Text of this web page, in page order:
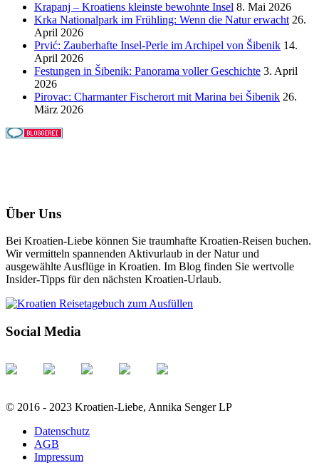
Krapanj – Kroatiens kleinste bewohnte Insel 8. Mai 2026
Krka Nationalpark im Frühling: Wenn die Natur erwacht 26.
April 2026
Prvić: Zauberhafte Insel-Perle im Archipel von Šibenik 14.
April 2026
Festungen in Šibenik: Panorama voller Geschichte 3. April
2026
Pirovac: Charmanter Fischerort mit Marina bei Šibenik 26.
März 2026
Über Uns
Bei Kroatien-Liebe können Sie traumhafte Kroatien-Reisen buchen.
Wir vermitteln spannenden Aktivurlaub in der Natur und
ausgewählte Ausflüge in Kroatien. Im Blog finden Sie wertvolle
Insider-Tipps für den nächsten Kroatien-Urlaub.
Social Media
© 2016 - 2023 Kroatien-Liebe, Annika Senger LP
Datenschutz
AGB
Impressum